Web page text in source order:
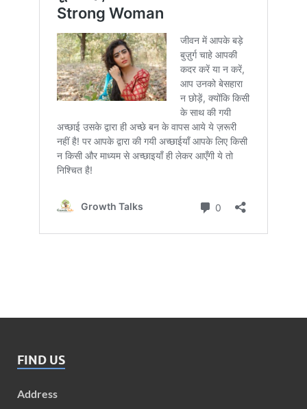
FIND US
Address